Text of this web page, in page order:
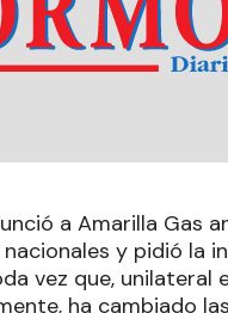
a Amarilla Gas
y pidió la
vez que, unilateral
ha cambiado